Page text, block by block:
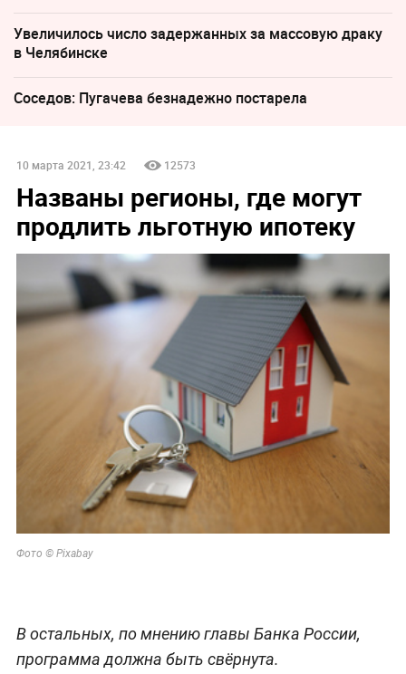
Увеличилось число задержанных за массовую драку
в Челябинске
Соседов: Пугачева безнадежно постарела
10 марта 2021, 23:42 12573
Названы регионы, где могут
продлить льготную ипотеку
Фото © Pixabay
В остальных, по мнению главы Банка России,
программа должна быть свёрнута.